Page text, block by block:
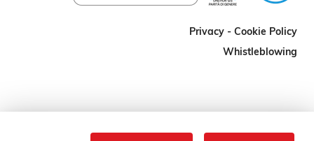
Privacy - Cookie Policy
Whistleblowing